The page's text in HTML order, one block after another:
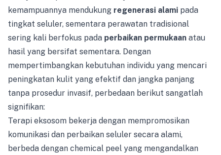
kemampuannya mendukung regenerasi alami pada
tingkat seluler, sementara perawatan tradisional
sering kali berfokus pada perbaikan permukaan atau
hasil yang bersifat sementara. Dengan
mempertimbangkan kebutuhan individu yang mencari
peningkatan kulit yang efektif dan jangka panjang
tanpa prosedur invasif, perbedaan berikut sangatlah
signifikan:
Terapi eksosom bekerja dengan mempromosikan
komunikasi dan perbaikan seluler secara alami,
berbeda dengan chemical peel yang mengandalkan